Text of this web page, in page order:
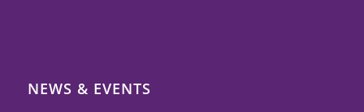
NEWS & EVENTS